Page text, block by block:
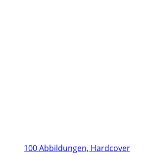
100 Abbildungen, Hardcover